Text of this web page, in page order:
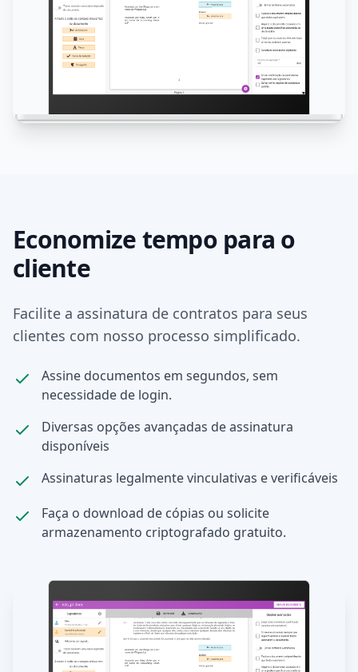
Economize tempo para o
cliente
Facilite a assinatura de contratos para seus
clientes com nosso processo simplificado.
Assine documentos em segundos, sem
necessidade de login.
Diversas opções avançadas de assinatura
disponíveis
Assinaturas legalmente vinculativas e verificáveis
Faça o download de cópias ou solicite
armazenamento criptografado gratuito.